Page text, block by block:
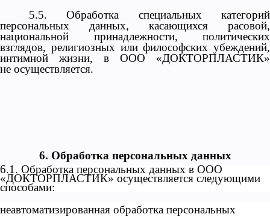
5.5. Обработка специальных категорий
персональных данных, касающихся расовой,
национальной принадлежности, политических
взглядов, религиозных или философских убеждений,
интимной жизни, в ООО «ДОКТОРПЛАСТИК»
не осуществляется.
6. Обработка персональных данных
6.1. Обработка персональных данных в ООО
«ДОКТОРПЛАСТИК» осуществляется следующими
способами:
неавтоматизированная обработка персональных